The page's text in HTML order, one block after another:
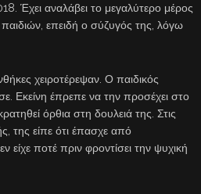
Έχει αναλάβει το μεγαλύτερο μέρος
επειδή ο σύζυγός της, λόγω
χειροτέρεψαν. Ο παιδικός
Εκείνη έπρεπε να την προσέχει στο
όρθια στη δουλειά της. Στις
της είπε ότι έπασχε από
είχε ποτέ πριν φροντίσει την ψυχική